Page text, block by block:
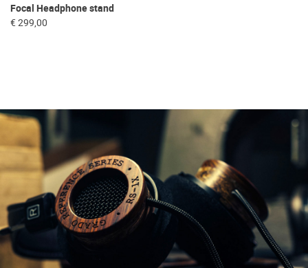
Focal Headphone stand
€ 299,00